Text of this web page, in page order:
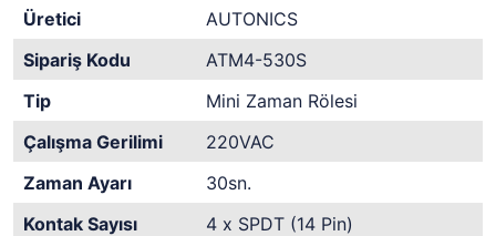
Üretici
AUTONICS
Sipariş Kodu
ATM4-530S
Tip
Mini Zaman Rölesi
Çalışma Gerilimi
220VAC
Zaman Ayarı
30sn.
Kontak Sayısı
4 x SPDT (14 Pin)